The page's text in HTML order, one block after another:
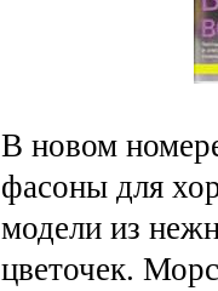
В новом
фасоны для
модели из
цветочек.